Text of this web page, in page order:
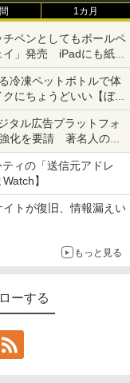
1カ月
ペンとしてもボールペ
イ」発売 iPadにも紙に
冷凍ペットボトルで体
にちょうどいい【ぼっ
でなにしてる？】
タル広告プラットフォ
化を要請 著名人の写
として
ィの「送信元アドレ
】
トが復旧、情報漏えい
もっと見る
ーする